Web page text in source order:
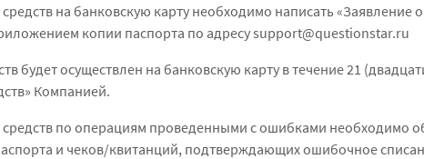
на банковскую карту необходимо написать
копии паспорта по адресу support@questionstar.ru
будет осуществлен на банковскую карту в течение 21
Компанией.
по операциям проведенными с ошибками необходимо
и чеков/квитанций, подтверждающих ошибочное